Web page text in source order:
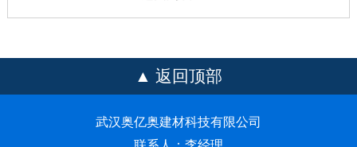
返回顶部
武汉奥亿奥建材科技有限公司